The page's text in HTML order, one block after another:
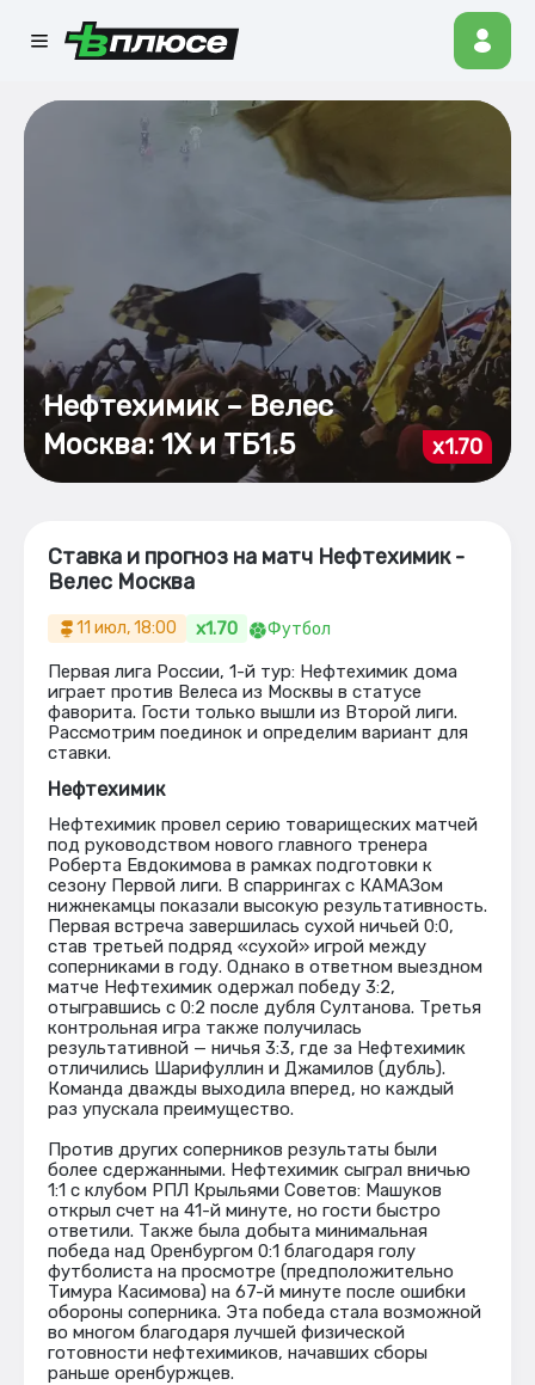
Нефтехимик – Велес
Москва: 1Х и ТБ1.5
x1.70
Ставка и прогноз на матч Нефтехимик -
Велес Москва
11 июл, 18:00 x1.70 Футбол
Первая лига России, 1-й тур: Нефтехимик дома
играет против Велеса из Москвы в статусе
фаворита. Гости только вышли из Второй лиги.
Рассмотрим поединок и определим вариант для
ставки.
Нефтехимик
Нефтехимик провел серию товарищеских матчей
под руководством нового главного тренера
Роберта Евдокимова в рамках подготовки к
сезону Первой лиги. В спаррингах с КАМАЗом
нижнекамцы показали высокую результативность.
Первая встреча завершилась сухой ничьей 0:0,
став третьей подряд «сухой» игрой между
соперниками в году. Однако в ответном выездном
матче Нефтехимик одержал победу 3:2,
отыгравшись с 0:2 после дубля Султанова. Третья
контрольная игра также получилась
результативной — ничья 3:3, где за Нефтехимик
отличились Шарифуллин и Джамилов (дубль).
Команда дважды выходила вперед, но каждый
раз упускала преимущество.
Против других соперников результаты были
более сдержанными. Нефтехимик сыграл вничью
1:1 с клубом РПЛ Крыльями Советов: Машуков
открыл счет на 41-й минуте, но гости быстро
ответили. Также была добыта минимальная
победа над Оренбургом 0:1 благодаря голу
футболиста на просмотре (предположительно
Тимура Касимова) на 67-й минуте после ошибки
обороны соперника. Эта победа стала возможной
во многом благодаря лучшей физической
готовности нефтехимиков, начавших сборы
раньше оренбуржцев.